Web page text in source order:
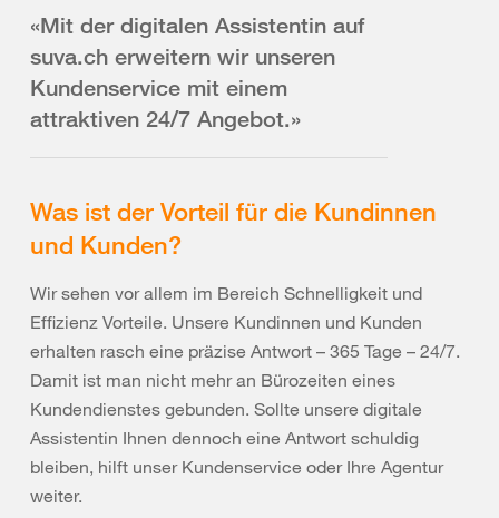
«Mit der digitalen Assistentin auf
suva.ch erweitern wir unseren
Kundenservice mit einem
attraktiven 24/7 Angebot.»
Was ist der Vorteil für die Kundinnen
und Kunden?
Wir sehen vor allem im Bereich Schnelligkeit und
Effizienz Vorteile. Unsere Kundinnen und Kunden
erhalten rasch eine präzise Antwort – 365 Tage – 24/7.
Damit ist man nicht mehr an Bürozeiten eines
Kundendienstes gebunden. Sollte unsere digitale
Assistentin Ihnen dennoch eine Antwort schuldig
bleiben, hilft unser Kundenservice oder Ihre Agentur
weiter.